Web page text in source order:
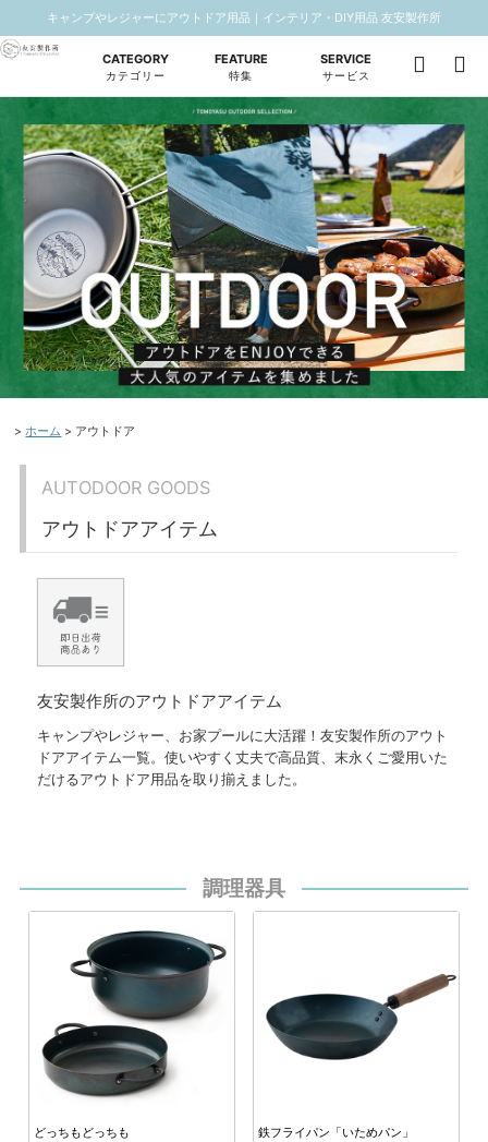
キャンプやレジャーにアウトドア用品｜インテリア・DIY用品 友安製作所
CATEGORY
カテゴリー
FEATURE
特集
SERVICE
サービス
ホーム アウトドア
AUTODOOR GOODS
アウトドアアイテム
友安製作所のアウトドアアイテム
キャンプやレジャー、お家プールに大活躍！友安製作所のアウト
ドアアイテム一覧。使いやすく丈夫で高品質、末永くご愛用いた
だけるアウトドア用品を取り揃えました。
調理器具
どっちもどっちも 鉄フライパン「いためパン」